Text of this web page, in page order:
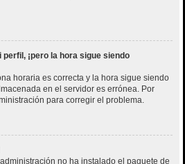
¡pero la hora sigue siendo
horaria es correcta y la hora sigue siendo
en el servidor es errónea. Por
para corregir el problema.
no ha instalado el paquete de